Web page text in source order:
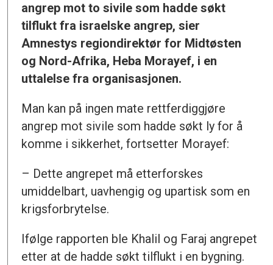
angrep mot to sivile som hadde søkt
tilflukt fra israelske angrep, sier
Amnestys regiondirektør for Midtøsten
og Nord-Afrika, Heba Morayef, i en
uttalelse fra organisasjonen.
Man kan på ingen mate rettferdiggjøre
angrep mot sivile som hadde søkt ly for å
komme i sikkerhet, fortsetter Morayef:
– Dette angrepet må etterforskes
umiddelbart, uavhengig og upartisk som en
krigsforbrytelse.
Ifølge rapporten ble Khalil og Faraj angrepet
etter at de hadde søkt tilflukt i en bygning.